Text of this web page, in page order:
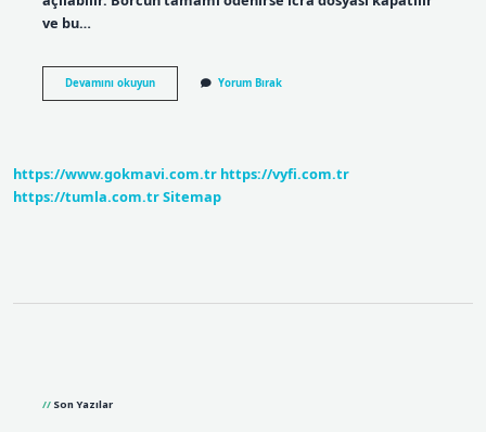
ve bu…
Devamını okuyunİCra
Borcunu
Yorum Bırak
https://www.gokmavi.com.tr https://vyfi.com.tr
https://tumla.com.trSitemap
Son Yazılar